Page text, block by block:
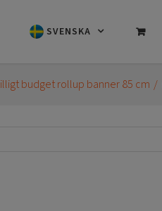
SVENSKA
budget rollup banner 85 cm